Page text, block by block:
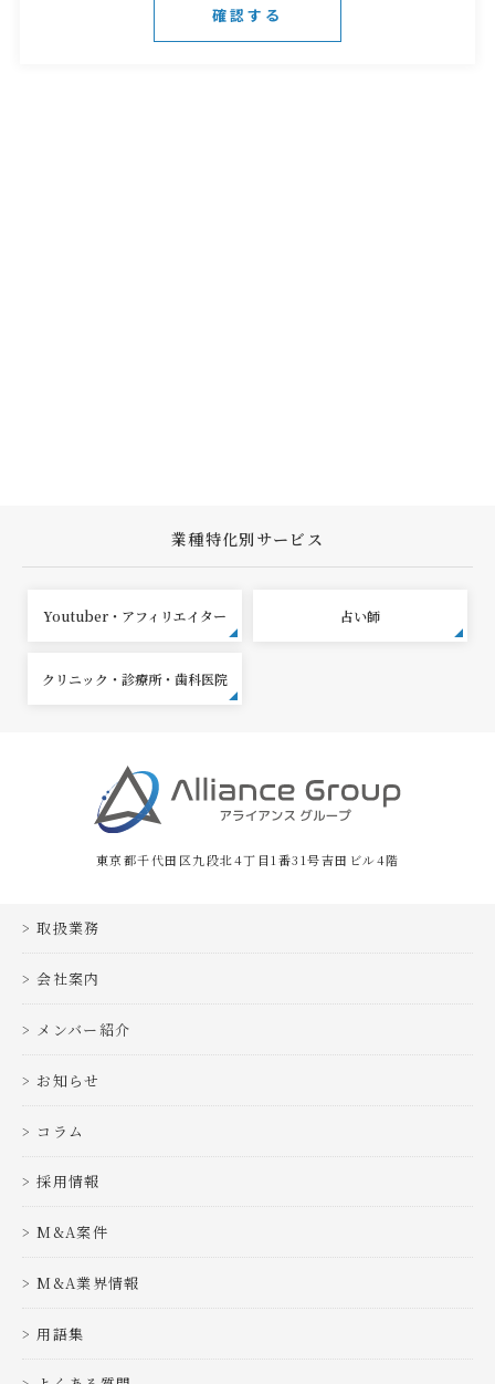
業種特化別サービス
Youtuber・アフィリエイター 占い師
クリニック・診療所・歯科医院
東京都千代田区九段北4丁目1番31号吉田ビル4階
取扱業務
会社案内
メンバー紹介
お知らせ
コラム
採用情報
M&A案件
M&A業界情報
用語集